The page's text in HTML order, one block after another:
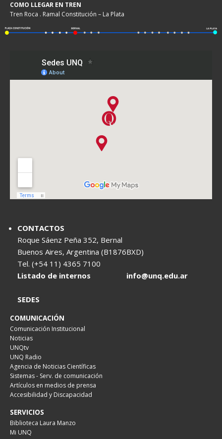
COMO LLEGAR EN TREN
Tren Roca . Ramal Constitución – La Plata
CONTACTOS
Roque Sáenz Peña 352, Bernal
Buenos Aires, Argentina (B1876BXD)
Tel. (+54 11) 4365 7100
Listado de internos
info@unq.edu.ar
SEDES
COMUNICACIÓN
Comunicación Institucional
Noticias
UNQtv
UNQ Radio
Agencia de Noticias Científicas
Sistemas - Serv. de comunicación
Artículos en medios de prensa
Accesibilidad y Discapacidad
SERVICIOS
Biblioteca Laura Manzo
Mi UNQ